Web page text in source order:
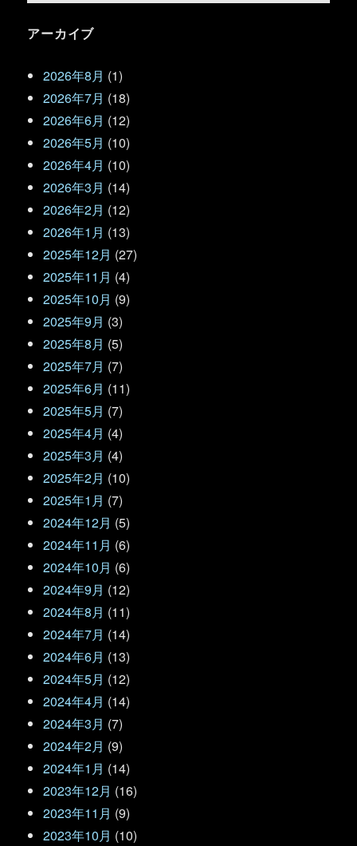
アーカイブ
2026年8月 (1)
2026年7月 (18)
2026年6月 (12)
2026年5月 (10)
2026年4月 (10)
2026年3月 (14)
2026年2月 (12)
2026年1月 (13)
2025年12月 (27)
2025年11月 (4)
2025年10月 (9)
2025年9月 (3)
2025年8月 (5)
2025年7月 (7)
2025年6月 (11)
2025年5月 (7)
2025年4月 (4)
2025年3月 (4)
2025年2月 (10)
2025年1月 (7)
2024年12月 (5)
2024年11月 (6)
2024年10月 (6)
2024年9月 (12)
2024年8月 (11)
2024年7月 (14)
2024年6月 (13)
2024年5月 (12)
2024年4月 (14)
2024年3月 (7)
2024年2月 (9)
2024年1月 (14)
2023年12月 (16)
2023年11月 (9)
2023年10月 (10)